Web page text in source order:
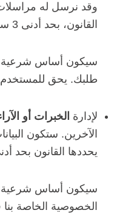
وقد نرسل له مراسلات
القانون، بحد أدنى 3 سنوات.
سيكون أساس شرعية
طلبك. يحق للمستخدم
لإدارة الخبرات أو
الآخرين. ستكون
يحددها القانون بحد أدنى 3
سيكون أساس شرعية
الخصوصية الخاصة